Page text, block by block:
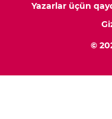
Yazarlar üçün
©